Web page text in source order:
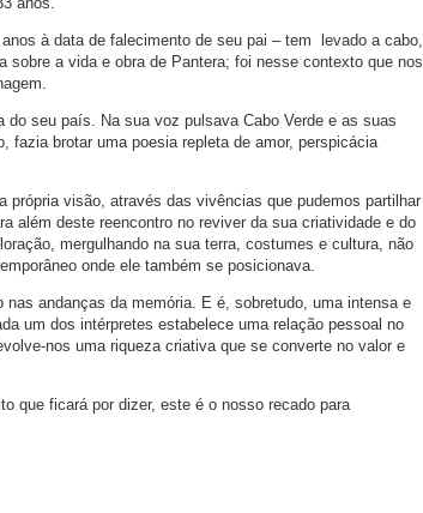
à data de falecimento de seu pai – tem levado a cabo,
sobre a vida e obra de Pantera; foi nesse contexto que nos
do seu país. Na sua voz pulsava Cabo Verde e as suas
fazia brotar uma poesia repleta de amor, perspicácia
própria visão, através das vivências que pudemos partilhar
além deste reencontro no reviver da sua criatividade e do
mergulhando na sua terra, costumes e cultura, não
onde ele também se posicionava.
andanças da memória. E é, sobretudo, uma intensa e
um dos intérpretes estabelece uma relação pessoal no
nos uma riqueza criativa que se converte no valor e
que ficará por dizer, este é o nosso recado para